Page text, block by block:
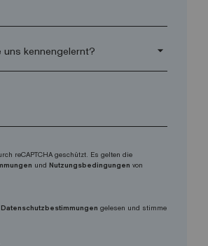
arrow_drop_down
reCAPTCHA geschützt. Es gelten die
und Nutzungsbedingungen von
Datenschutzbestimmungen gelesen und stimme